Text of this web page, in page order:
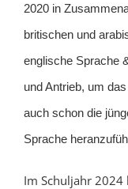
2020 in
britischen und
englische Sprache
und Antrieb, um
auch schon die
Sprache
Im Schuljahr 2024